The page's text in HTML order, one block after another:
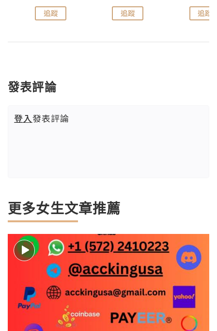
追蹤 追蹤 追蹤
發表評論
登入發表評論
更多女生文章推薦